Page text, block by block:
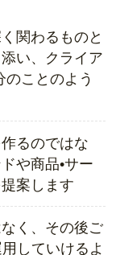
関わるものと
い、クライア
のことのよう
るのではな
や商品•サー
案します
く、その後ご
していけるよ